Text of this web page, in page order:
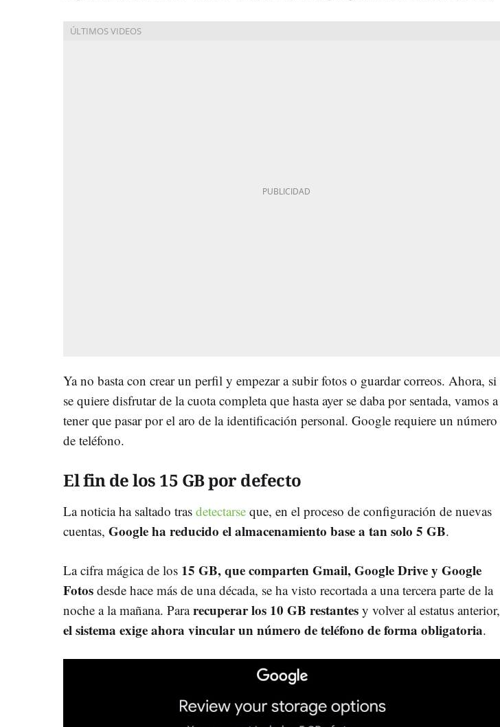
Ya no basta con crear un perfil y empezar a subir fotos o guardar correos. Ahora, si
se quiere disfrutar de la cuota completa que hasta ayer se daba por sentada, vamos a
tener que pasar por el aro de la identificación personal. Google requiere un número
de teléfono.
El fin de los 15 GB por defecto
La noticia ha saltado tras detectarse que, en el proceso de configuración de nuevas
cuentas, Google ha reducido el almacenamiento base a tan solo 5 GB.
La cifra mágica de los 15 GB, que comparten Gmail, Google Drive y Google
Fotos desde hace más de una década, se ha visto recortada a una tercera parte de la
noche a la mañana. Pararecuperar los 10 GB restantes y volver al estatus anterior,
el sistema exige ahora vincular un número de teléfono de forma obligatoria.